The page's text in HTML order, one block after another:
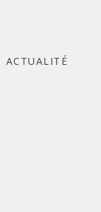
ACTUALITÉ